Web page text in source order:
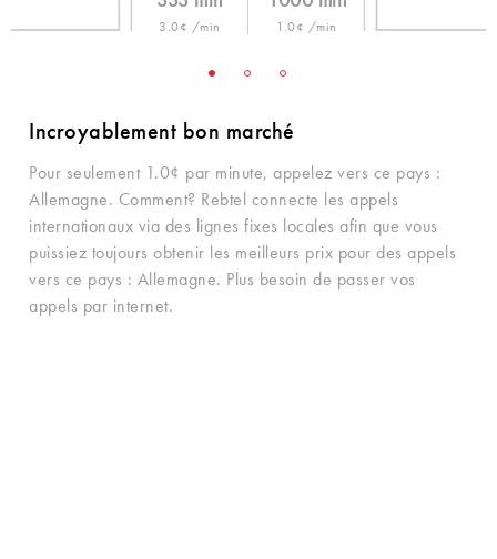
3.0¢ /min 1.0¢ /min
Incroyablement bon marché
Pour seulement 1.0¢ par minute, appelez vers ce pays :
Allemagne. Comment? Rebtel connecte les appels
internationaux via des lignes fixes locales afin que vous
puissiez toujours obtenir les meilleurs prix pour des appels
vers ce pays : Allemagne. Plus besoin de passer vos
appels par internet.